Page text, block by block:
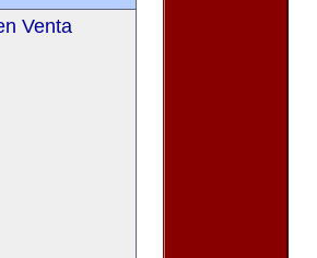
Venta